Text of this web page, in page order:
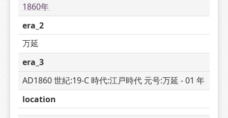
1860年
era_2
万延
era_3
AD1860 世紀:19-C 時代:江戸時代 元号:万延 - 01 年
location